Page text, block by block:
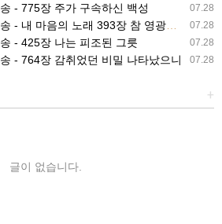
07.28
- 775장 주가 구속하신 백성
07.28
마음의 노래 393장 참 영광스런 우리 왕
07.28
- 425장 나는 피조된 그릇
07.28
- 764장 감취었던 비밀 나타났으니
+
글이 없습니다.